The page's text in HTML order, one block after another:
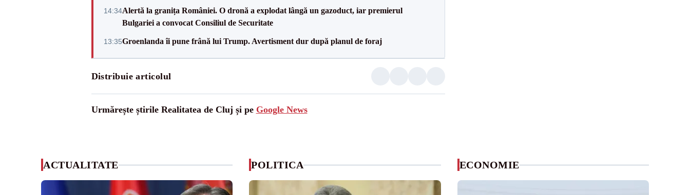
14:34Alertă la granița României. O dronă a explodat lângă un gazoduct, iar premierul
Bulgariei a convocat Consiliul de Securitate
13:35Groenlanda îi pune frână lui Trump. Avertisment dur după planul de foraj
Distribuie articolul
Urmărește știrile Realitatea de Cluj și pe Google News
ACTUALITATE POLITICA ECONOMIE